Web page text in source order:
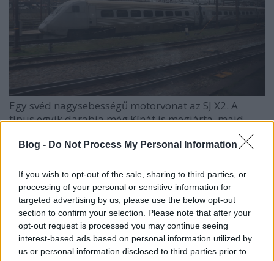
Blog - Do Not Process My Personal Information
If you wish to opt-out of the sale, sharing to third parties, or
processing of your personal or sensitive information for
targeted advertising by us, please use the below opt-out
section to confirm your selection. Please note that after your
opt-out request is processed you may continue seeing
interest-based ads based on personal information utilized by
us or personal information disclosed to third parties prior to
Egy svéd nagysebességű motorvonat az SJ X2. A
típus egyik darabja még Kínát is megjárta, majd
X2 motorvonatot, mely a közeli Malmöbe közlekedik
az Oresundi-átkelésen át. Szívesen továbbutaztam
volna Malmö felé, de sajnos nagyon kevés időm volt
így is...